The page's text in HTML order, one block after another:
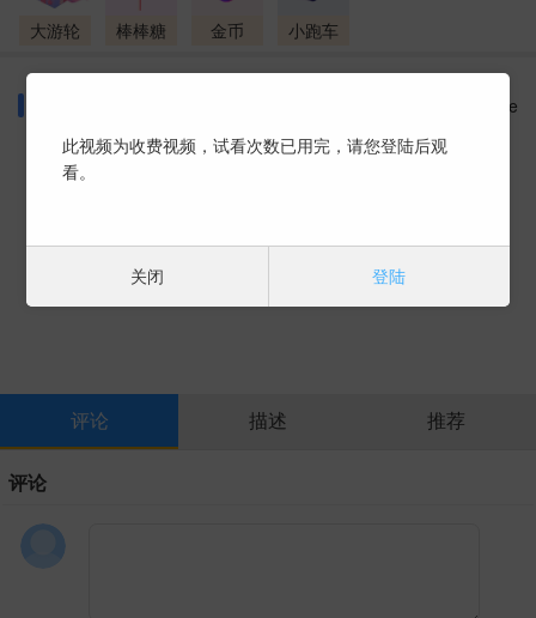
大游轮 棒棒糖 金币 小跑车
More
评论 描述 推荐
评论
此视频为收费视频，试看次数已用完，请您登陆后观
看。
关闭 登陆